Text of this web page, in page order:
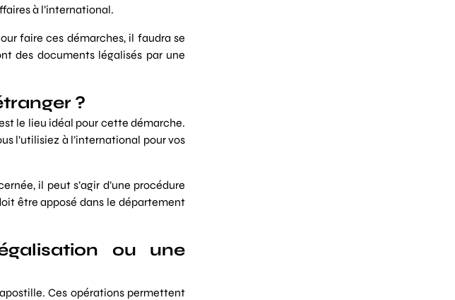
à l’international.
faire ces démarches, il faudra se
des documents légalisés par une
?
le lieu idéal pour cette démarche.
l’utilisiez à l’international pour vos
il peut s’agir d’une procédure
être apposé dans le département
ou une
Ces opérations permettent